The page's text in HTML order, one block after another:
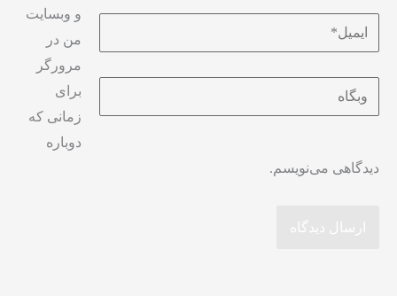
ایمیل*
وبگاه
و وبسایت
من در
مرورگر
برای
زمانی که
دوباره
دیدگاهی می‌نویسم.